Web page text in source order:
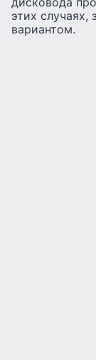
этих
вариантом.